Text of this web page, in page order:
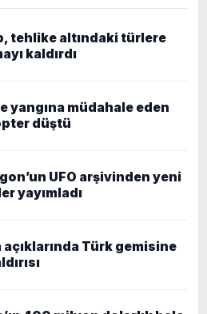
tehlike altındaki türlere
kaldırdı
yangına müdahale eden
düştü
UFO arşivinden yeni
yayımladı
açıklarında Türk gemisine